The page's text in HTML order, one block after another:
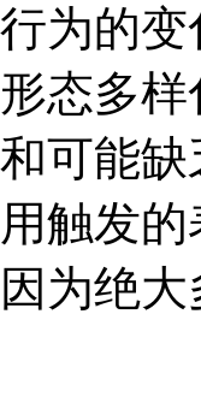
为的
态多
可能
触发
为绝